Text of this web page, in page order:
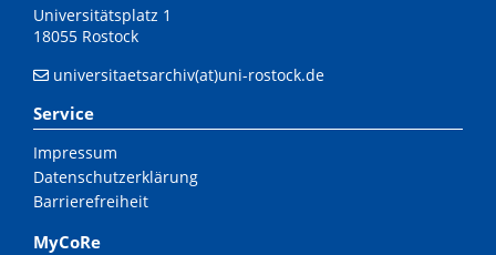
Universitätsplatz 1
18055 Rostock
universitaetsarchiv(at)uni-rostock.de
Service
Impressum
Datenschutzerklärung
Barrierefreiheit
MyCoRe